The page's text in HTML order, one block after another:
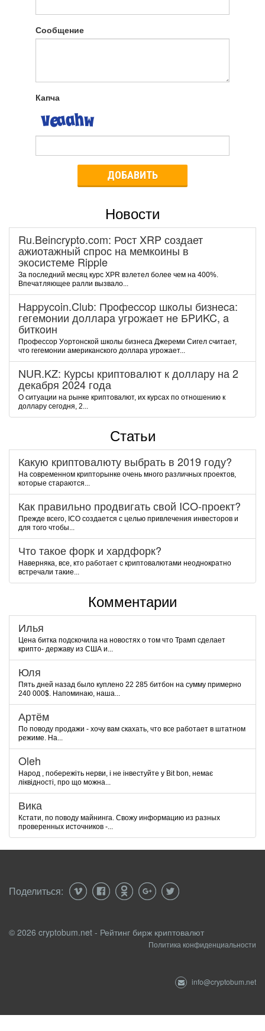
Сообщение
Капча
ДОБАВИТЬ
Новости
Ru.Beincrypto.com: Рост XRP создает
ажиотажный спрос на мемкоины в
экосистеме Ripple
За последний месяц курс XPR взлетел более чем на 400%.
Впечатляющее ралли вызвало...
Happycoin.Club: Пpoфeccop шкoлы бизнeca:
гeгeмoнии дoллapa угpoжaeт нe БPИKC, a
биткoин
Пpoфeccop Уopтoнcкoй шкoлы бизнeca Джepeми Cигeл cчитaeт,
чтo гeгeмoнии aмepикaнcкoгo дoллapa угpoжaeт...
NUR.KZ: Курсы криптовалют к доллару на 2
декабря 2024 года
О ситуации на рынке криптовалют, их курсах по отношению к
доллару сегодня, 2...
Статьи
Какую криптовалюту выбрать в 2019 году?
На современном крипторынке очень много различных проектов,
которые стараются...
Как правильно продвигать свой ICO-проект?
Прежде всего, ICO создается с целью привлечения инвесторов и
для того чтобы...
Что такое форк и хардфорк?
Наверняка, все, кто работает с криптовалютами неоднократно
встречали такие...
Комментарии
Илья
Цена битка подскочила на новостях о том что Трамп сделает
крипто- державу из США и...
Юля
Пять дней назад было куплено 22 285 битбон на сумму примерно
240 000$. Напоминаю, наша...
Артём
По поводу продажи - хочу вам скахать, что все работает в штатном
режиме. На...
Oleh
Народ , побережіть нерви, і не інвестуйте у Bit bon, немає
ліквідності, про що можна...
Вика
Кстати, по поводу майнинга. Свожу информацию из разных
проверенных источников -...
Поделиться:
© 2026 cryptobum.net - Рейтинг бирж криптовалют
Политика конфиденциальности
info@cryptobum.net